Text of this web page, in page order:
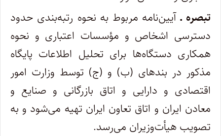
تبصره ـآیین‌نامه مربوط به نحوه رتبه‌بندی حدود
دسترسی اشخاص و مؤسسات اعتباری و نحوه
همکاری دستگاه‌ها برای تحلیل اطلاعات پایگاه
مذکور در بندهای (ب) و (ج) توسط وزارت امور
اقتصادی و دارایی و اتاق بازرگانی و صنایع و
معادن ایران و اتاق تعاون ایران تهیه می‌شود و به
تصویب هیأت‌وزیران می‌رسد.